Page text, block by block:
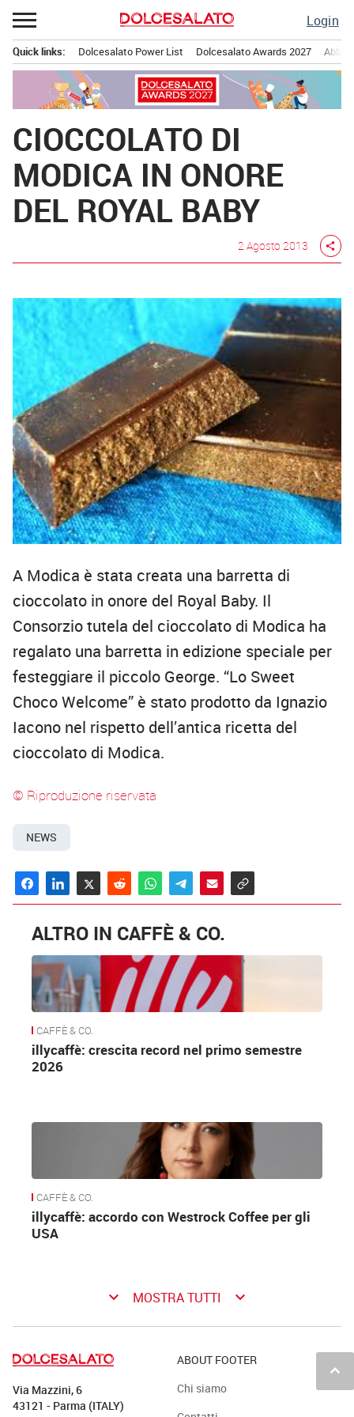
Passa
al
contenuto
Login
principale
Quick links: Dolcesalato Power List Dolcesalato Awards 2027
CIOCCOLATO DI
MODICA IN ONORE
DEL ROYAL BABY
2 Agosto 2013 share
A Modica è stata creata una barretta di
cioccolato in onore del Royal Baby. Il
Consorzio tutela del cioccolato di Modica ha
regalato una barretta in edizione speciale per
festeggiare il piccolo George. “Lo Sweet
Choco Welcome” è stato prodotto da Ignazio
Iacono nel rispetto dell’antica ricetta del
cioccolato di Modica.
© Riproduzione riservata
NEWS
ALTRO IN CAFFÈ & CO.
CAFFÈ & CO.
illycaffè: crescita record nel primo semestre
2026
CAFFÈ & CO.
illycaffè: accordo con Westrock Coffee per gli
USA
keyboard_arrow_down MOSTRA TUTTI keyboard_arrow_down
keyboard_arrow_up
Via Mazzini, 6
43121 - Parma (ITALY)
ABOUT FOOTER
Chi siamo